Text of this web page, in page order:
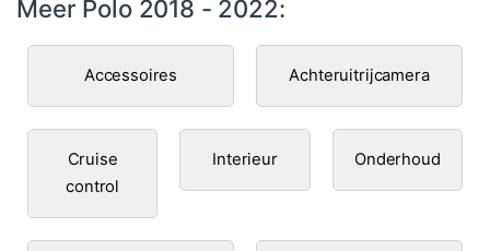
Meer Polo 2018 - 2022:
Accessoires Achteruitrijcamera
Cruise
control
Interieur Onderhoud